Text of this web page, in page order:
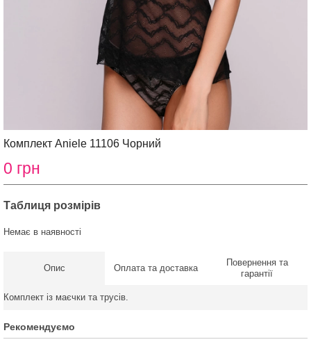
Комплект Aniele 11106 Чорний
0 грн
Таблиця розмірів
Немає в наявності
Опис Оплата та доставка
Повернення та
гарантії
Комплект із маєчки та трусів.
Рекомендуємо